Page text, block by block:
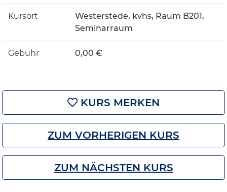
Kursort
Westerstede, kvhs, Raum B201,
Seminarraum
Gebühr 0,00 €
KURS MERKEN
ZUM VORHERIGEN KURS
ZUM NÄCHSTEN KURS